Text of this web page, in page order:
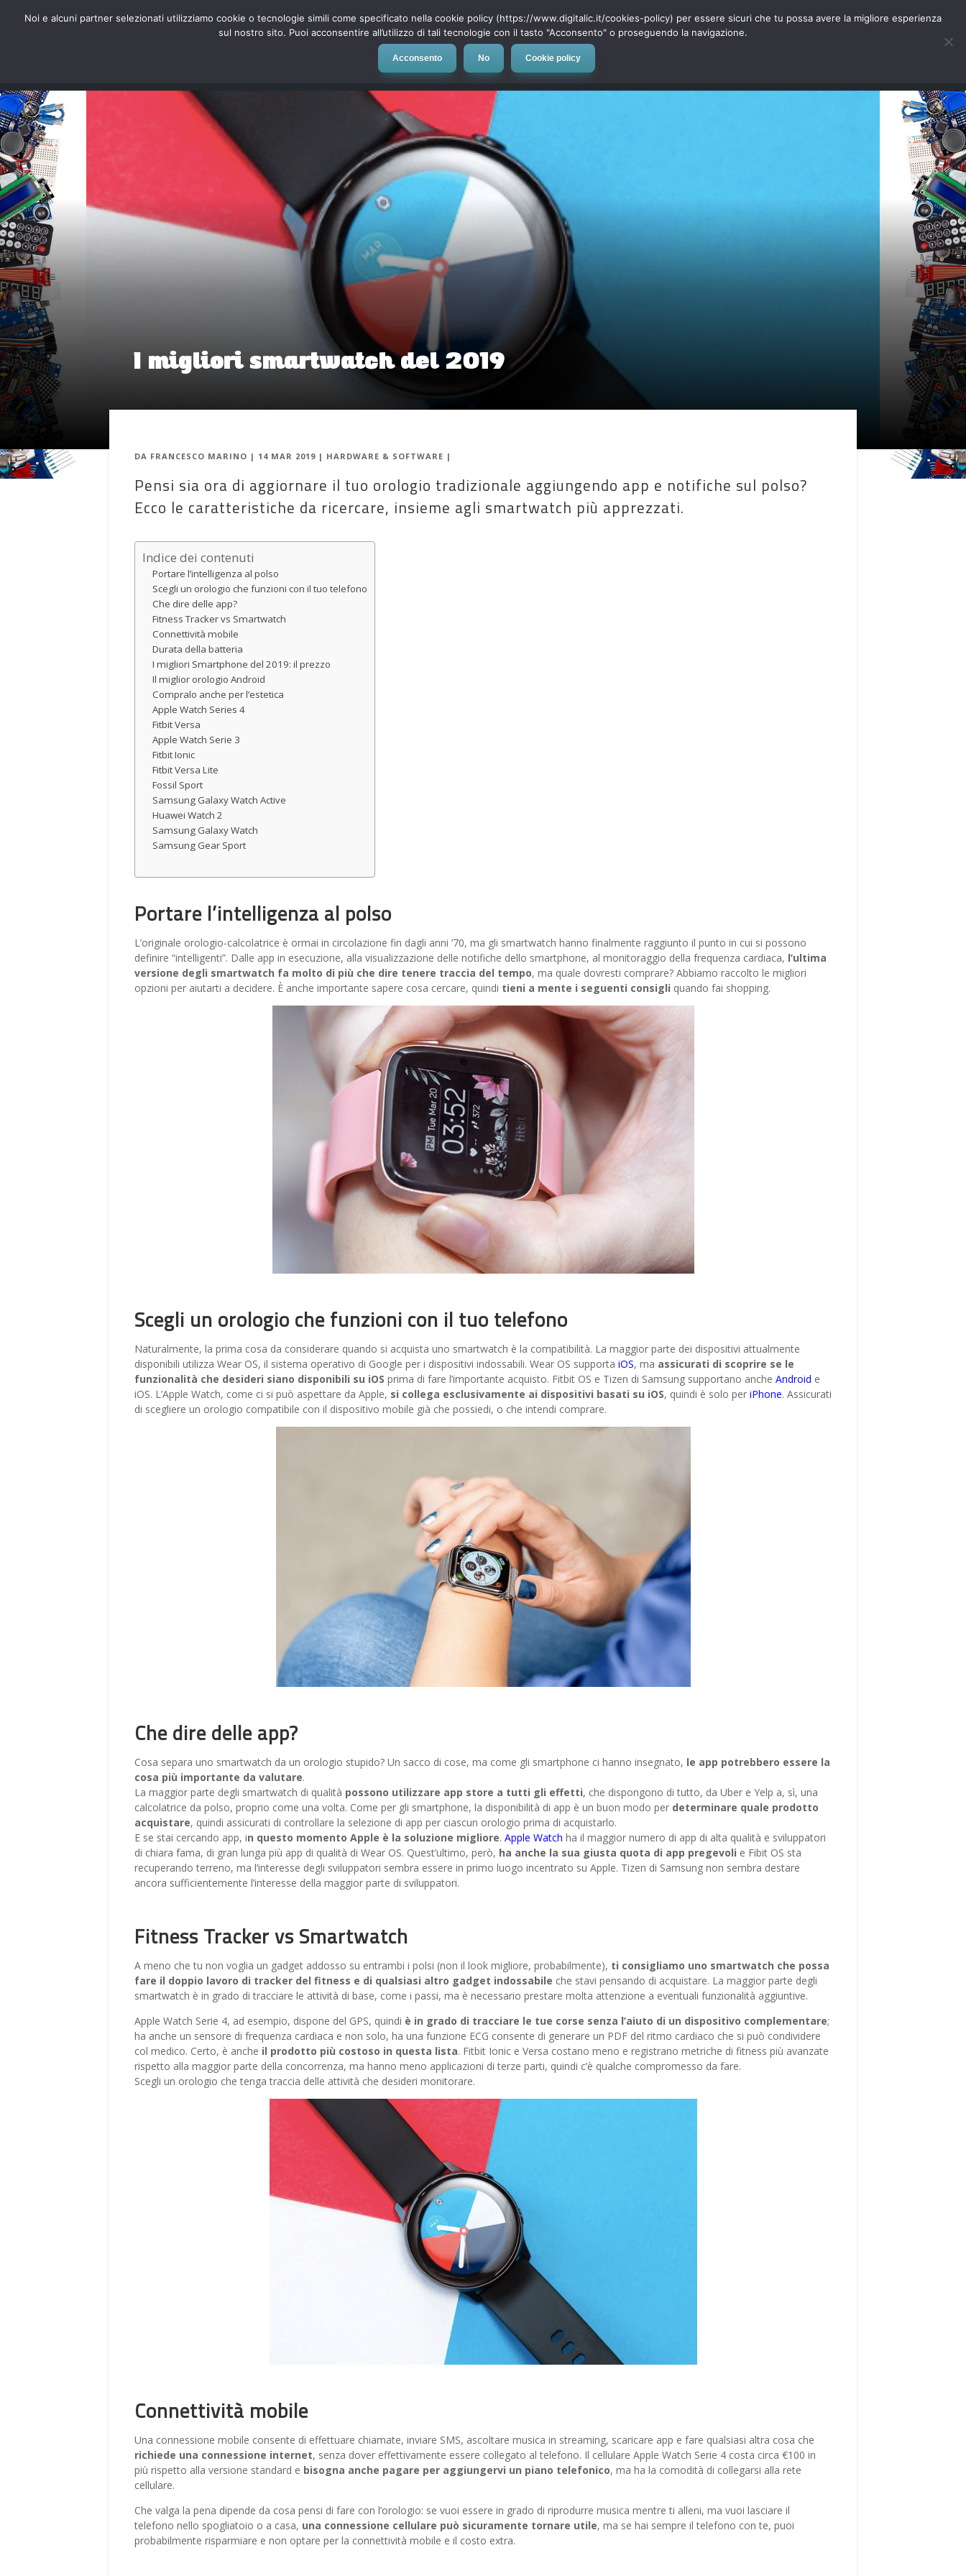
Social Network App Automotive Tech-News
I migliori smartwatch del 2019
DA FRANCESCO MARINO | 14 MAR 2019 | HARDWARE & SOFTWARE |
Pensi sia ora di aggiornare il tuo orologio tradizionale aggiungendo app e notifiche sul polso?
Ecco le caratteristiche da ricercare, insieme agli smartwatch più apprezzati.
Indice dei contenuti
Portare l’intelligenza al polso
Scegli un orologio che funzioni con il tuo telefono
Che dire delle app?
Fitness Tracker vs Smartwatch
Connettività mobile
Durata della batteria
I migliori Smartphone del 2019: il prezzo
Il miglior orologio Android
Compralo anche per l’estetica
Apple Watch Series 4
Fitbit Versa
Apple Watch Serie 3
Fitbit Ionic
Fitbit Versa Lite
Fossil Sport
Samsung Galaxy Watch Active
Huawei Watch 2
Samsung Galaxy Watch
Samsung Gear Sport
Portare l’intelligenza al polso
L’originale orologio-calcolatrice è ormai in circolazione fin dagli anni ’70, ma gli smartwatch hanno finalmente raggiunto il punto in cui si possono
definire “intelligenti”. Dalle app in esecuzione, alla visualizzazione delle notifiche dello smartphone, al monitoraggio della frequenza cardiaca, l’ultima
versione degli smartwatch fa molto di più che dire tenere traccia del tempo, ma quale dovresti comprare? Abbiamo raccolto le migliori
opzioni per aiutarti a decidere. È anche importante sapere cosa cercare, quindi tieni a mente i seguenti consigli quando fai shopping.
Scegli un orologio che funzioni con il tuo telefono
Naturalmente, la prima cosa da considerare quando si acquista uno smartwatch è la compatibilità. La maggior parte dei dispositivi attualmente
disponibili utilizza Wear OS, il sistema operativo di Google per i dispositivi indossabili. Wear OS supporta iOS, ma assicurati di scoprire se le
funzionalità che desideri siano disponibili su iOS prima di fare l’importante acquisto. Fitbit OS e Tizen di Samsung supportano anche Android e
iOS. L’Apple Watch, come ci si può aspettare da Apple, si collega esclusivamente ai dispositivi basati su iOS, quindi è solo per iPhone. Assicurati
di scegliere un orologio compatibile con il dispositivo mobile già che possiedi, o che intendi comprare.
Che dire delle app?
Cosa separa uno smartwatch da un orologio stupido? Un sacco di cose, ma come gli smartphone ci hanno insegnato, le app potrebbero essere la
cosa più importante da valutare.
La maggior parte degli smartwatch di qualità possono utilizzare app store a tutti gli effetti, che dispongono di tutto, da Uber e Yelp a, sì, una
calcolatrice da polso, proprio come una volta. Come per gli smartphone, la disponibilità di app è un buon modo per determinare quale prodotto
acquistare, quindi assicurati di controllare la selezione di app per ciascun orologio prima di acquistarlo.
E se stai cercando app, in questo momento Apple è la soluzione migliore. Apple Watch ha il maggior numero di app di alta qualità e sviluppatori
di chiara fama, di gran lunga più app di qualità di Wear OS. Quest’ultimo, però, ha anche la sua giusta quota di app pregevoli e Fibit OS sta
recuperando terreno, ma l’interesse degli sviluppatori sembra essere in primo luogo incentrato su Apple. Tizen di Samsung non sembra destare
ancora sufficientemente l’interesse della maggior parte di sviluppatori.
Fitness Tracker vs Smartwatch
A meno che tu non voglia un gadget addosso su entrambi i polsi (non il look migliore, probabilmente), ti consigliamo uno smartwatch che possa
fare il doppio lavoro di tracker del fitness e di qualsiasi altro gadget indossabile che stavi pensando di acquistare. La maggior parte degli
smartwatch è in grado di tracciare le attività di base, come i passi, ma è necessario prestare molta attenzione a eventuali funzionalità aggiuntive.
Apple Watch Serie 4, ad esempio, dispone del GPS, quindi è in grado di tracciare le tue corse senza l’aiuto di un dispositivo complementare;
ha anche un sensore di frequenza cardiaca e non solo, ha una funzione ECG consente di generare un PDF del ritmo cardiaco che si può condividere
col medico. Certo, è anche il prodotto più costoso in questa lista. Fitbit Ionic e Versa costano meno e registrano metriche di fitness più avanzate
rispetto alla maggior parte della concorrenza, ma hanno meno applicazioni di terze parti, quindi c’è qualche compromesso da fare.
Scegli un orologio che tenga traccia delle attività che desideri monitorare.
Connettività mobile
Una connessione mobile consente di effettuare chiamate, inviare SMS, ascoltare musica in streaming, scaricare app e fare qualsiasi altra cosa che
richiede una connessione internet, senza dover effettivamente essere collegato al telefono. Il cellulare Apple Watch Serie 4 costa circa €100 in
più rispetto alla versione standard e bisogna anche pagare per aggiungervi un piano telefonico, ma ha la comodità di collegarsi alla rete
cellulare.
Che valga la pena dipende da cosa pensi di fare con l’orologio: se vuoi essere in grado di riprodurre musica mentre ti alleni, ma vuoi lasciare il
telefono nello spogliatoio o a casa, una connessione cellulare può sicuramente tornare utile, ma se hai sempre il telefono con te, puoi
probabilmente risparmiare e non optare per la connettività mobile e il costo extra.
Noi e alcuni partner selezionati utilizziamo cookie o tecnologie simili come specificato nella cookie policy (https://www.digitalic.it/cookies-policy) per essere sicuri che tu possa avere la migliore esperienza
sul nostro sito. Puoi acconsentire all’utilizzo di tali tecnologie con il tasto "Acconsento" o proseguendo la navigazione.
Acconsento No Cookie policy